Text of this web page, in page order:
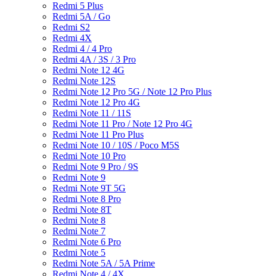
Redmi 5 Plus
Redmi 5A / Go
Redmi S2
Redmi 4X
Redmi 4 / 4 Pro
Redmi 4A / 3S / 3 Pro
Redmi Note 12 4G
Redmi Note 12S
Redmi Note 12 Pro 5G / Note 12 Pro Plus
Redmi Note 12 Pro 4G
Redmi Note 11 / 11S
Redmi Note 11 Pro / Note 12 Pro 4G
Redmi Note 11 Pro Plus
Redmi Note 10 / 10S / Poco M5S
Redmi Note 10 Pro
Redmi Note 9 Pro / 9S
Redmi Note 9
Redmi Note 9T 5G
Redmi Note 8 Pro
Redmi Note 8T
Redmi Note 8
Redmi Note 7
Redmi Note 6 Pro
Redmi Note 5
Redmi Note 5A / 5A Prime
Redmi Note 4 / 4X